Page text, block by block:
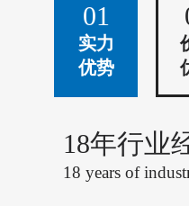
01
实力
优势
18年行业
18 years of